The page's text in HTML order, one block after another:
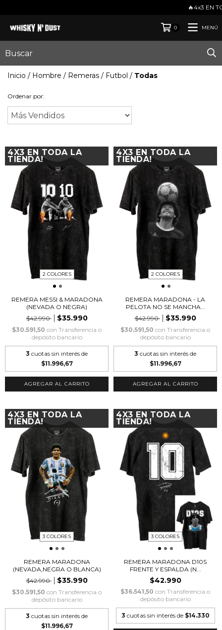
🔥4x3 EN TODA LA TIENDA🔥ENVIOS GRATIS EN
0 MENÚ
Inicio / Hombre / Remeras / Futbol / Todas
Ordenar por:
4X3 EN TODA LA
TIENDA!
2 COLORES
REMERA MESSI & MARADONA
(NEVADA O NEGRA)
$42.990
$35.990
$30.591,50 con Transferencia o
depósito bancario
3 cuotas sin interés de
$11.996,67
AGREGAR AL CARRITO
4X3 EN TODA LA
TIENDA!
2 COLORES
REMERA MARADONA - LA
PELOTA NO SE MANCHA...
$42.990
$35.990
$30.591,50 con Transferencia o
depósito bancario
3 cuotas sin interés de
$11.996,67
AGREGAR AL CARRITO
4X3 EN TODA LA
TIENDA!
3 COLORES
REMERA MARADONA
(NEVADA,NEGRA O BLANCA)
$42.990
$35.990
$30.591,50 con Transferencia o
depósito bancario
3 cuotas sin interés de
$11.996,67
4X3 EN TODA LA
TIENDA!
3 COLORES
REMERA MARADONA D10S
FRENTE Y ESPALDA (N...
$42.990
$36.541,50 con Transferencia o
depósito bancario
3 cuotas sin interés de $14.330